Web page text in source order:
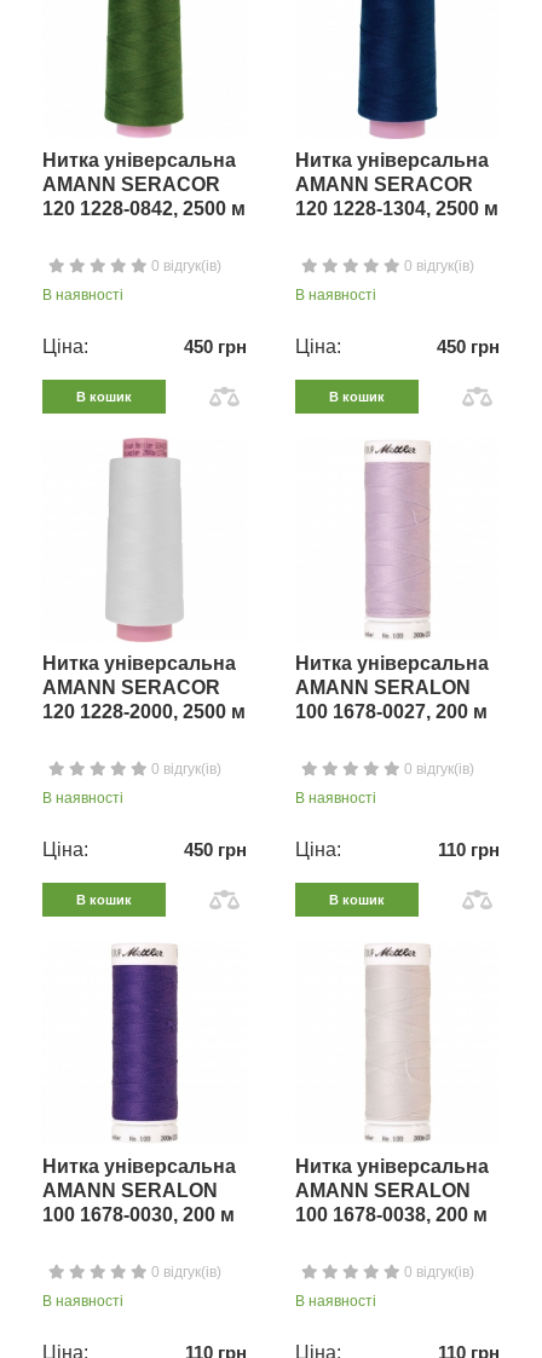
Нитка універсальна
AMANN SERACOR
120 1228-0842, 2500 м
0 відгук(ів)
В наявності
Ціна: 450 грн
В кошик
Нитка універсальна
AMANN SERACOR
120 1228-1304, 2500 м
0 відгук(ів)
В наявності
Ціна: 450 грн
В кошик
Нитка універсальна
AMANN SERACOR
120 1228-2000, 2500 м
0 відгук(ів)
В наявності
Ціна: 450 грн
В кошик
Нитка універсальна
AMANN SERALON
100 1678-0027, 200 м
0 відгук(ів)
В наявності
Ціна: 110 грн
В кошик
Нитка універсальна
AMANN SERALON
100 1678-0030, 200 м
0 відгук(ів)
В наявності
Ціна: 110 грн
Нитка універсальна
AMANN SERALON
100 1678-0038, 200 м
0 відгук(ів)
В наявності
Ціна: 110 грн